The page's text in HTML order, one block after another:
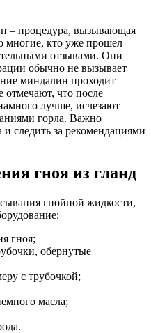
– процедура, вызывающая
многие, кто уже прошел
отзывами. Они
обычно не вызывает
миндалин проходит
отмечают, что после
лучше, исчезают
горла. Важно
следить за рекомендациями
гноя из гланд
гнойной жидкости,
гноя;
обернутые
с трубочкой;
масла;